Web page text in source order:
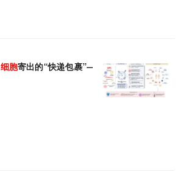
细胞寄出的“快递包裹”——微小RNA通过细胞